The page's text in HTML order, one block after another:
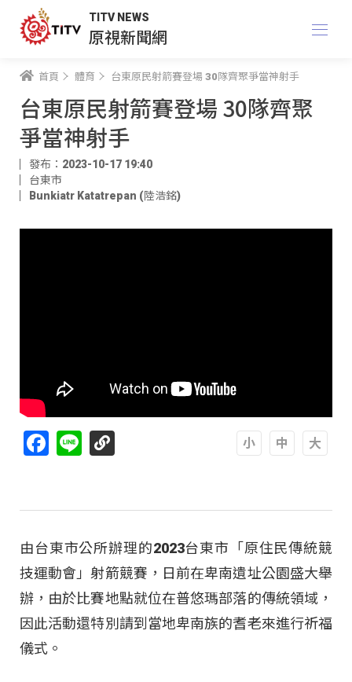
TITV NEWS
原視新聞網
首頁 體育 台東原民射箭賽登場 30隊齊聚爭當神射手
台東原民射箭賽登場 30隊齊聚
爭當神射手
發布：2023-10-17 19:40
台東市
Bunkiatr Katatrepan (陸浩銘)
Facebook
Line
由台東市公所辦理的2023台東市「原住民傳統競
技運動會」射箭競賽，日前在卑南遺址公園盛大舉
辦，由於比賽地點就位在普悠瑪部落的傳統領域，
因此活動還特別請到當地卑南族的耆老來進行祈福
儀式。